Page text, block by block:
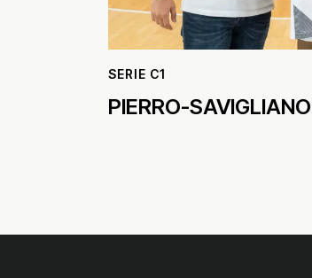
SERIE C1
PIERRO-